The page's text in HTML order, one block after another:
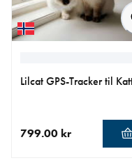
Lilcat GPS-Tracker til
799.00 kr